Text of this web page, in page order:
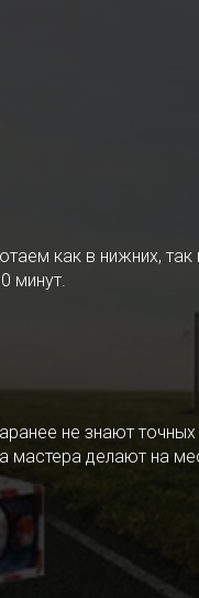
как в нижних, так
минут.
не знают
мастера делают на